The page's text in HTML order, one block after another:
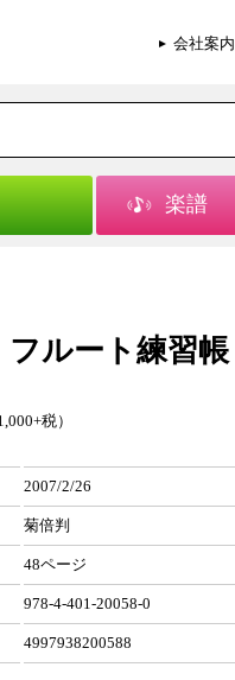
会社案内
楽譜
フルート練習帳
税）
2007/2/26
菊倍判
48ページ
978-4-401-20058-0
4997938200588